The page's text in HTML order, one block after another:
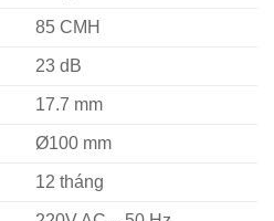
85 CMH
23 dB
17.7 mm
Ø100 mm
12 tháng